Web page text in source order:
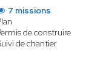
7 missions
de construire
de chantier